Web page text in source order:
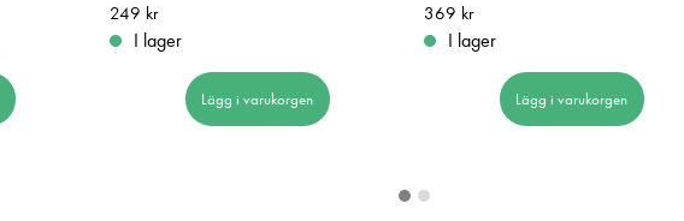
Pris: 249 kr
249 kr
I lager
Lägg i varukorgen
Pris: 369 kr
369 kr
I lager
Lägg i varukorgen